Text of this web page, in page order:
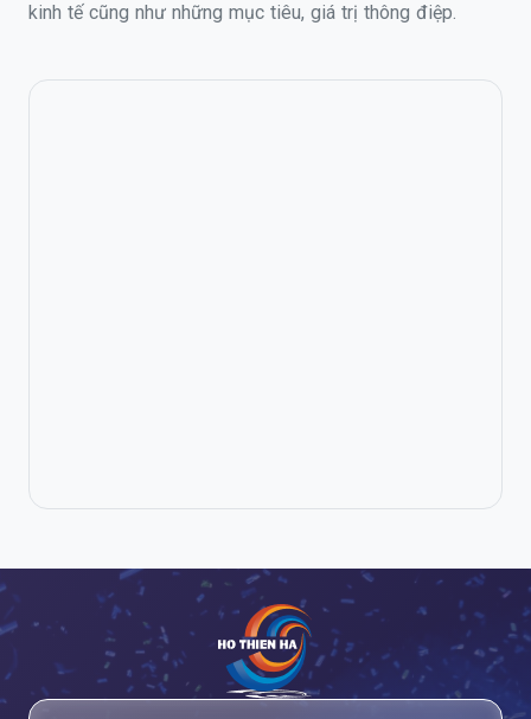
kinh tế cũng như những mục tiêu, giá trị thông điệp.